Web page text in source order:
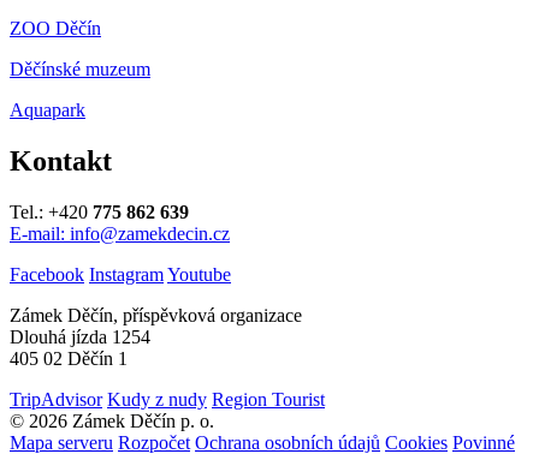
ZOO Děčín
Děčínské muzeum
Aquapark
Kontakt
Tel.: +420 775 862 639
E-mail: info@zamekdecin.cz
Facebook InstagramYoutube
Zámek Děčín, příspěvková organizace
Dlouhá jízda 1254
405 02 Děčín 1
TripAdvisor Kudy z nudy Region Tourist
© 2026 Zámek Děčín p. o.
Mapa serveru Rozpočet Ochrana osobních údajů Cookies Povinné